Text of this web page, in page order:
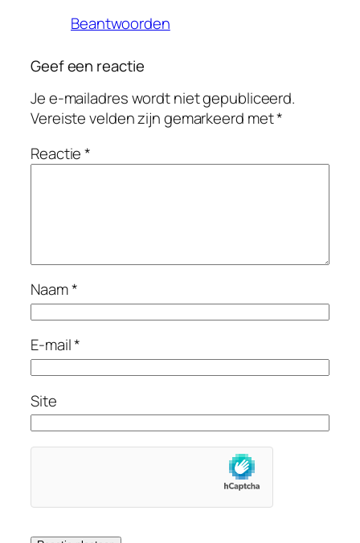
Beantwoorden
Geef een reactie
Je e-mailadres wordt niet gepubliceerd.
Vereiste velden zijn gemarkeerd met*
Reactie*
Naam*
E-mail*
Site